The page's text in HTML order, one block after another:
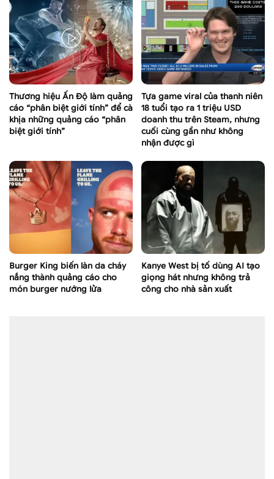
Thương hiệu Ấn Độ làm quảng
cáo “phân biệt giới tính” để cà
khịa những quảng cáo “phân
biệt giới tính”
Tựa game viral của thanh niên
18 tuổi tạo ra 1 triệu USD
doanh thu trên Steam, nhưng
cuối cùng gần như không
nhận được gì
Burger King biến làn da cháy
nắng thành quảng cáo cho
món burger nướng lửa
Kanye West bị tố dùng AI tạo
giọng hát nhưng không trả
công cho nhà sản xuất